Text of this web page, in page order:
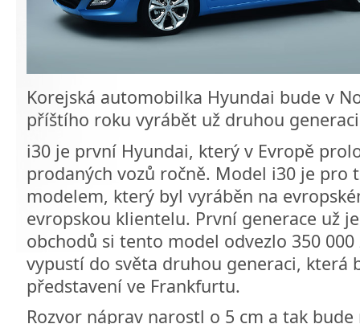
Korejská automobilka Hyundai bude v
příštího roku vyrábět už druhou
i30 je první Hyundai, který v Evropě
prodaných vozů ročně. Model i30 je
modelem, který byl vyráběn na
evropskou klientelu. První generace už
obchodů si tento model odvezlo 350
vypustí do světa druhou generaci, která
představení ve Frankfurtu.
Rozvor náprav narostl o 5 cm a tak